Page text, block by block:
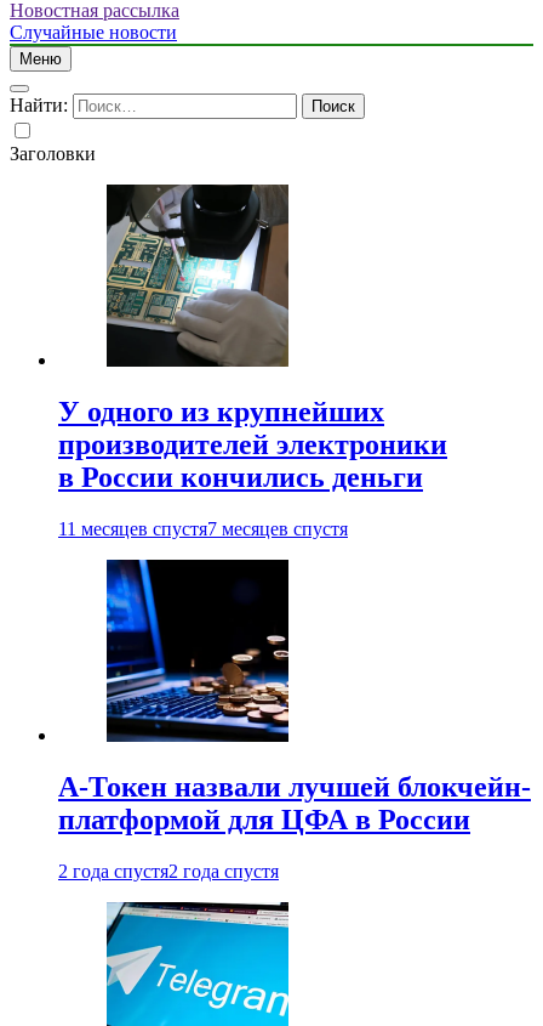
Новостная рассылка
Случайные новости
Меню
Найти:
Заголовки
У одного из крупнейших
производителей электроники
в России кончились деньги
11 месяцев спустя7 месяцев спустя
А-Токен назвали лучшей блокчейн-
платформой для ЦФА в России
2 года спустя2 года спустя